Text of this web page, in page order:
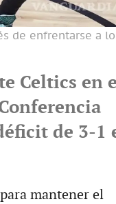
de enfrentarse a
Celtics en
de 3-1
mantener el